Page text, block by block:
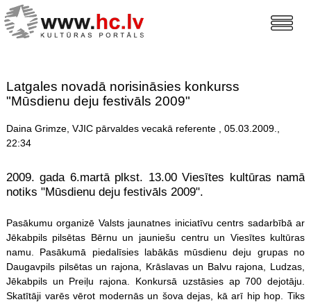
Latgales novadā norisināsies konkurss
"Mūsdienu deju festivāls 2009"
Daina Grimze, VJIC pārvaldes vecakā referente , 05.03.2009.,
22:34
2009. gada 6.martā plkst. 13.00 Viesītes kultūras namā
notiks "Mūsdienu deju festivāls 2009".
Pasākumu organizē Valsts jaunatnes iniciatīvu centrs sadarbībā ar
Jēkabpils pilsētas Bērnu un jauniešu centru un Viesītes kultūras
namu. Pasākumā piedalīsies labākās mūsdienu deju grupas no
Daugavpils pilsētas un rajona, Krāslavas un Balvu rajona, Ludzas,
Jēkabpils un Preiļu rajona. Konkursā uzstāsies ap 700 dejotāju.
Skatītāji varēs vērot modernās un šova dejas, kā arī hip hop. Tiks